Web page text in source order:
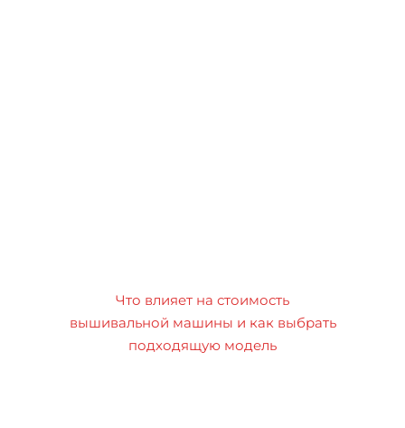
Что влияет на стоимость
вышивальной машины и как выбрать
подходящую модель